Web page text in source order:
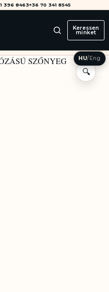
396 8463+36 70 341 8545
Keressen
minket
HU/Eng
🔍